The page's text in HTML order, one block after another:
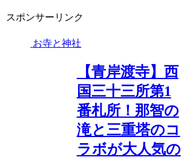
スポンサーリンク
お寺と神社
【青岸渡寺】西
国三十三所第1
番札所！那智の
滝と三重塔のコ
ラボが大人気の